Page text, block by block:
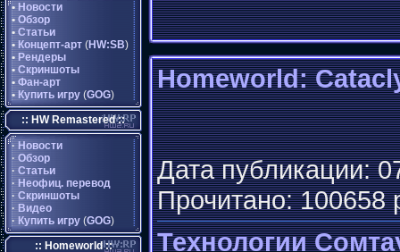
• Новости
• Обзор
• Статьи
• Концепт-арт (HW:SB)
• Рендеры
• Скриншоты
• Фан-арт
• Купить игру (GOG)
:: HW Remastered ::
· Новости
· Обзор
· Статьи
· Неофиц. перевод
· Скриншоты
· Видео
· Купить игру (GOG)
:: Homeworld ::
Homeworld:
Дата публикации:
Прочитано: 100658
Технологии